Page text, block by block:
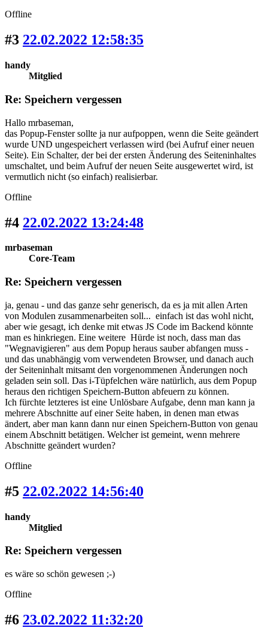
Offline
#3 22.02.2022 12:58:35
handy
Mitglied
Re: Speichern vergessen
Hallo mrbaseman,
das Popup-Fenster sollte ja nur aufpoppen, wenn die Seite geändert
wurde UND ungespeichert verlassen wird (bei Aufruf einer neuen
Seite). Ein Schalter, der bei der ersten Änderung des Seiteninhaltes
umschaltet, und beim Aufruf der neuen Seite ausgewertet wird, ist
vermutlich nicht (so einfach) realisierbar.
Offline
#4 22.02.2022 13:24:48
mrbaseman
Core-Team
Re: Speichern vergessen
ja, genau - und das ganze sehr generisch, da es ja mit allen Arten
von Modulen zusammenarbeiten soll... einfach ist das wohl nicht,
aber wie gesagt, ich denke mit etwas JS Code im Backend könnte
man es hinkriegen. Eine weitere Hürde ist noch, dass man das
"Wegnavigieren" aus dem Popup heraus sauber abfangen muss -
und das unabhängig vom verwendeten Browser, und danach auch
der Seiteninhalt mitsamt den vorgenommenen Änderungen noch
geladen sein soll. Das i-Tüpfelchen wäre natürlich, aus dem Popup
heraus den richtigen Speichern-Button abfeuern zu können.
Ich fürchte letzteres ist eine Unlösbare Aufgabe, denn man kann ja
mehrere Abschnitte auf einer Seite haben, in denen man etwas
ändert, aber man kann dann nur einen Speichern-Button von genau
einem Abschnitt betätigen. Welcher ist gemeint, wenn mehrere
Abschnitte geändert wurden?
Offline
#5 22.02.2022 14:56:40
handy
Mitglied
Re: Speichern vergessen
es wäre so schön gewesen ;-)
Offline
#6 23.02.2022 11:32:20